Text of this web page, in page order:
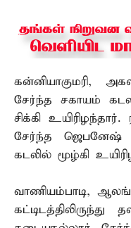
கன்னியாகுமரி,
சேர்ந்த சகாயம்
சிக்கி
சேர்ந்த ஜெபனேஷ்
கடலில் மூழ்கி
வாணியம்பாடி,
கட்டிடத்திலிருந்து